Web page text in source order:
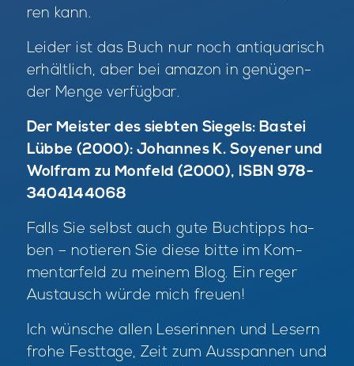
ren kann.
Lei­der ist das Buch nur noch an­ti­qua­risch
er­hält­lich, aber bei ama­zon in ge­nü­gen­
der Men­ge ver­füg­bar.
Der Meister des siebten Siegels: Bastei
Lübbe (2000): Johannes K. Soyener und
Wolfram zu Monfeld (2000), ISBN 978-
3404144068
Falls Sie selbst auch gute Buch­tipps ha­
ben – no­tie­ren Sie die­se bit­te im Kom­
men­tar­feld zu mei­nem Blog. Ein re­ger
Aus­tausch wür­de mich freu­en!
Ich wün­sche al­len Le­se­rin­nen und Le­sern
fro­he Fest­ta­ge, Zeit zum Aus­span­nen und